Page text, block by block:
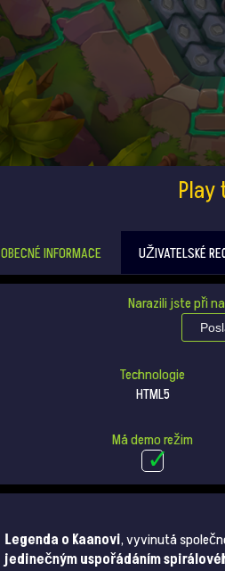
Play
OBECNÉ INFORMACE UŽIVATELSKÉ
Narazili jste při
Technologie
HTML5
Má demo režim
Legenda o Kaanovi, vyvinutá
jedinečným uspořádáním